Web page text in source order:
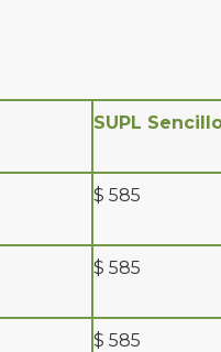
SUPL
$ 585
$ 585
$ 585